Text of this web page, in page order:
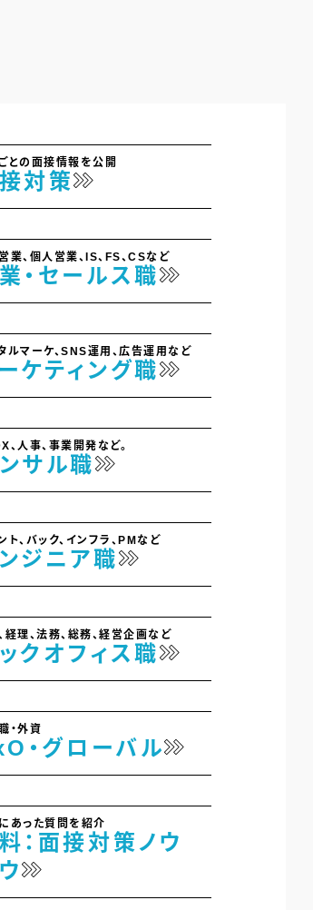
との面接情報を公開
対策
業、個人営業、IS、FS、CSなど
・セールス職
ルマーケ、SNS運用、広告運用など
ケティング職
、人事、事業開発など。
サル職
ト、バック、インフラ、PMなど
ジニア職
経理、法務、総務、経営企画など
クオフィス職
・外資
・グローバル
あった質問を紹介
：面接対策ノウ